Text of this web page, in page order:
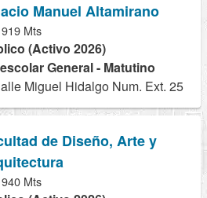
Manuel Altamirano
Mts
(Activo 2026)
General - Matutino
Miguel Hidalgo Num. Ext. 25
de Diseño, Arte y
Mts